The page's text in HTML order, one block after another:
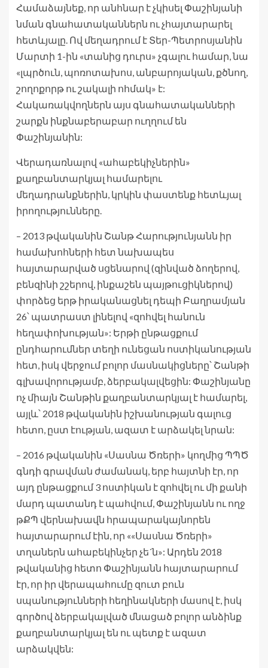
Համաձայնեք, որ անհնար է չկիսել Փաշինյանի
նման գնահատականներն ու չհայտարարել
հետևյալը. Ով մեղադրում է Տեր-Պետրոսյանին
Մարտի 1-ին «տանից դուրս» չգալու համար, նա
«լպրծուն, պոռոտախոս, անբարոյական, քծնող,
շողոքորթ ու շակալի ոհմակ» է:
Հակառակվողներն այս գնահատականների
շարքն ինքնաբերաբար ուղղում են
Փաշինյանին:
Վերադառնալով «ահաբեկիչներին»
քաղբանտարկյալ համարելու
մեղադրանքներին, կրկին փաստենք հետևյալ
իրողությունները.
– 2013 թվականին Շանթ Հարությունյանն իր
համախոհների հետ նախապես
հայտարարված սցենարով (զինված ձողերով,
բենզինի շշերով, ինքաշեն պայթուցիկներով)
փորձեց երթ իրականացնել դեպի Բաղրամյան
26՝ պատրաստ լինելով «զոհվել հանուն
հեղափոխության»: Երթի ընթացքում
ընդհարումներ տեղի ունեցան ոստիկանության
հետ, իսկ վերջում բոլոր մասնակիցները՝ Շանթի
գլխավորությամբ, ձերբակալվեցին: Փաշինյանը
ոչ միայն Շանթին քաղբանտարկյալ է համարել,
այլև՝ 2018 թվականին իշխանության գալուց
հետո, ըստ էության, ազատ է արձակել նրան:
– 2016 թվականին «Սասնա Ծռերի» կողմից ՊՊԾ
գնդի գրավման ժամանակ, երբ հայտնի էր, որ
այդ ընթացքում 3 ոստիկան է զոհվել ու մի քանի
մարդ պատանդ է պահվում, Փաշինյանն ու ողջ
թՔՊ վերնախավն հրապարակայնորեն
հայտարարում էին, որ ««Սասնա Ծռերի»
տղաներն ահաբեկինչեր չե´ն»: Արդեն 2018
թվականից հետո Փաշինյանն հայտարարում
էր, որ իր վերապահումը զուտ բուն
սպանությունների հեղինակների մասով է, իսկ
գործով ձերբակալված մնացած բոլոր անձինք
քաղբանտարկյալ են ու պետք է ազատ
արձակվեն: